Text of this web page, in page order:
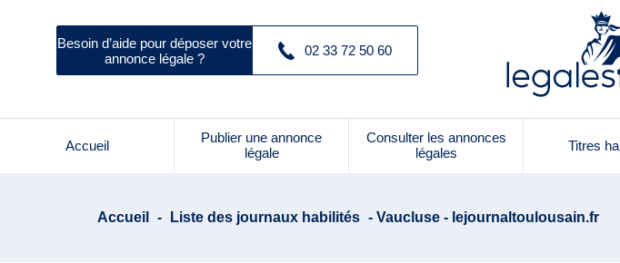
Besoin d’aide pour déposer votre
annonce légale ?
02 33 72 50 60
Accueil
Publier une annonce
légale
Consulter les annonces
légales
Titres
Accueil - Liste des journaux habilités - Vaucluse - lejournaltoulousain.fr